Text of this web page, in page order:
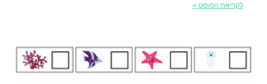
לקריאת הפוסט »